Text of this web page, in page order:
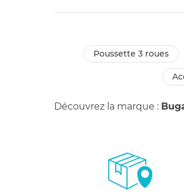
poussette 3 roues
Découvrez la marque :